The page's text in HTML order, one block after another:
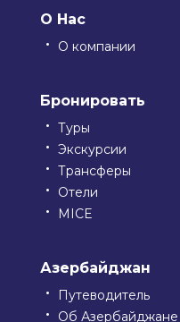
О Нас
О компании
Бронировать
Туры
Экскурсии
Трансферы
Отели
MICE
Азербайджан
Путеводитель
Об Азербайджане